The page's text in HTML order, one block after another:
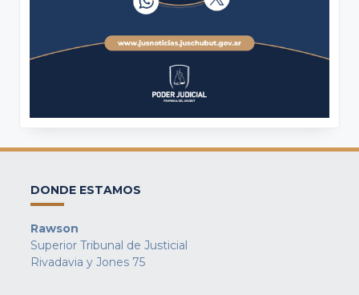
DONDE ESTAMOS
Rawson
Superior Tribunal de Justicial
Rivadavia y Jones 75